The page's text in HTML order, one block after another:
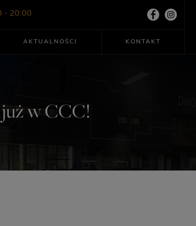
- 20:00
AKTUALNOŚCI KONTAKT
już w CCC!